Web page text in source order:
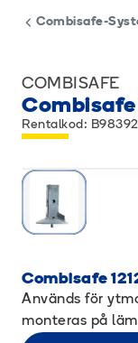
Combisafe-
COMBISAFE
Combisafe
Rentalkod:
Combisafe
Används för
monteras på